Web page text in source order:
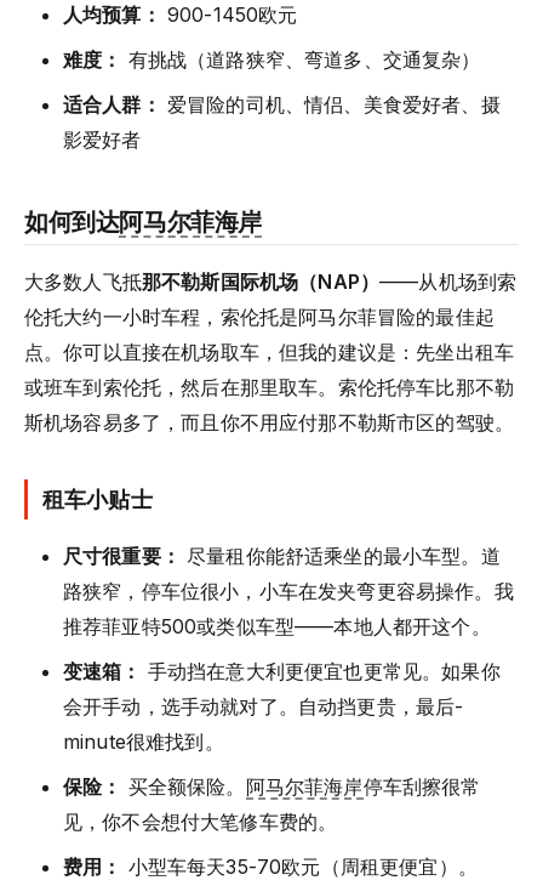
人均预算： 900-1450欧元
难度： 有挑战（道路狭窄、弯道多、交通复杂）
适合人群： 爱冒险的司机、情侣、美食爱好者、摄
影爱好者
如何到达阿马尔菲海岸
大多数人飞抵那不勒斯国际机场（NAP）——从机场到索
伦托大约一小时车程，索伦托是阿马尔菲冒险的最佳起
点。你可以直接在机场取车，但我的建议是：先坐出租车
或班车到索伦托，然后在那里取车。索伦托停车比那不勒
斯机场容易多了，而且你不用应付那不勒斯市区的驾驶。
租车小贴士
尺寸很重要： 尽量租你能舒适乘坐的最小车型。道
路狭窄，停车位很小，小车在发夹弯更容易操作。我
推荐菲亚特500或类似车型——本地人都开这个。
变速箱： 手动挡在意大利更便宜也更常见。如果你
会开手动，选手动就对了。自动挡更贵，最后-
minute很难找到。
保险： 买全额保险。 阿马尔菲海岸停车刮擦很常
见，你不会想付大笔修车费的。
费用： 小型车每天35-70欧元（周租更便宜）。